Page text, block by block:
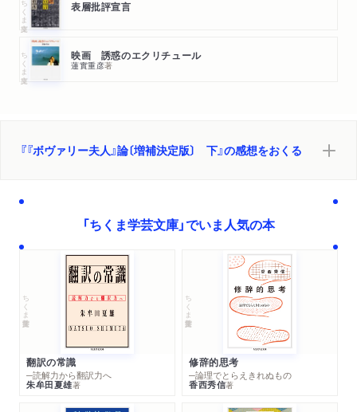
ちくま文庫 表層批評宣言
ちくま文庫 映画 誘惑のエクリチュール
蓮實重彦著
『『ボヴァリー夫人』論〔増補決定版〕 下』の感想をおくる
「ちくま学芸文庫」でいま人気の本
ちくま学芸文庫
翻訳の常識
─読解力から翻訳力へ
朱牟田夏雄著
ちくま学芸文庫
修辞的思考
─論理でとらえきれぬもの
香西秀信著